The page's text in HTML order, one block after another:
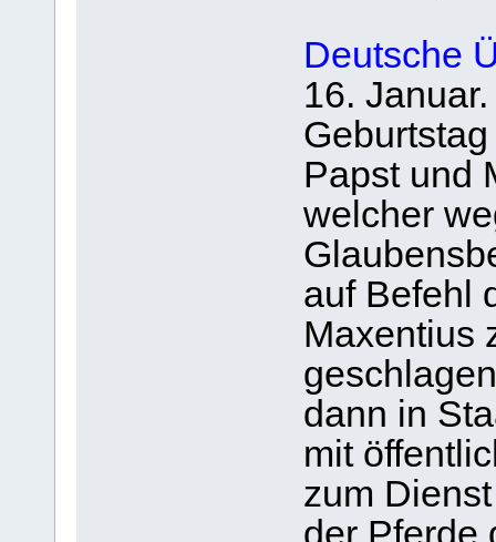
Deutsche
16.
Papst und
welcher
auf Befehl
Maxentius
dann in
mit
zum